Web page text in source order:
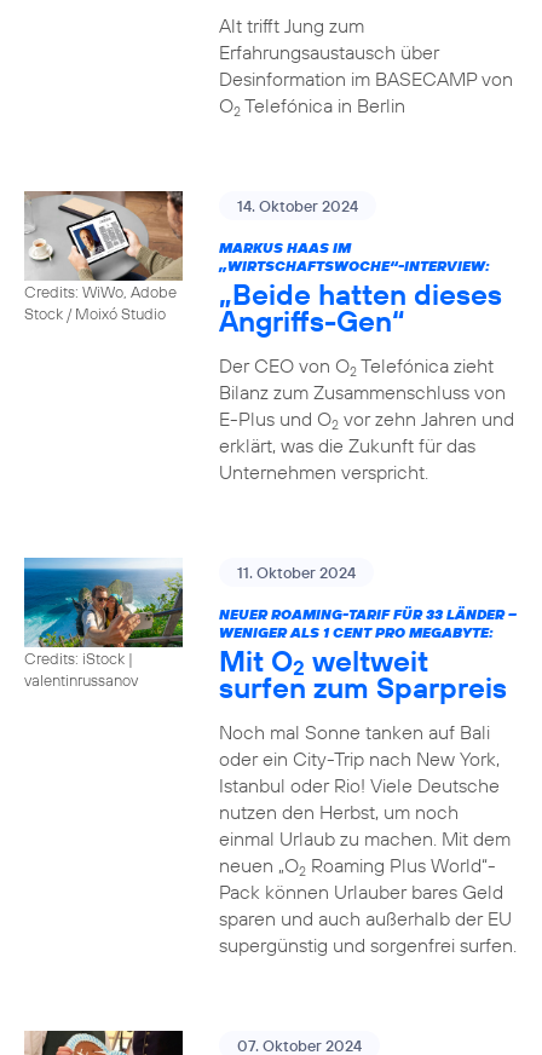
Alt trifft Jung zum
Erfahrungsaustausch über
Desinformation im BASECAMP von
O2Telefónica in Berlin
Credits: WiWo, Adobe
Stock / Moixó Studio
14. Oktober 2024
MARKUS HAAS IM
„WIRTSCHAFTSWOCHE“-INTERVIEW:
„Beide hatten dieses
Angriffs-Gen“
Der CEO von O2Telefónica zieht
Bilanz zum Zusammenschluss von
E-Plus und O2vor zehn Jahren und
erklärt, was die Zukunft für das
Unternehmen verspricht.
Credits: iStock |
valentinrussanov
11. Oktober 2024
NEUER ROAMING-TARIF FÜR 33 LÄNDER –
WENIGER ALS 1 CENT PRO MEGABYTE:
Mit O2 weltweit
surfen zum Sparpreis
Noch mal Sonne tanken auf Bali
oder ein City-Trip nach New York,
Istanbul oder Rio! Viele Deutsche
nutzen den Herbst, um noch
einmal Urlaub zu machen. Mit dem
neuen „O2Roaming Plus World“-
Pack können Urlauber bares Geld
sparen und auch außerhalb der EU
supergünstig und sorgenfrei surfen.
07. Oktober 2024